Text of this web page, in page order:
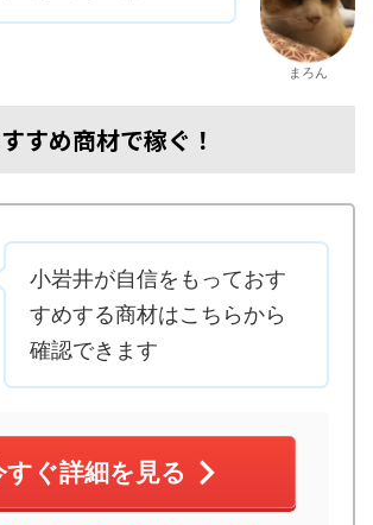
まろん
すめ商材で稼ぐ！
小岩井が自信をもっておす
すめする商材はこちらから
確認できます
すぐ詳細を見る